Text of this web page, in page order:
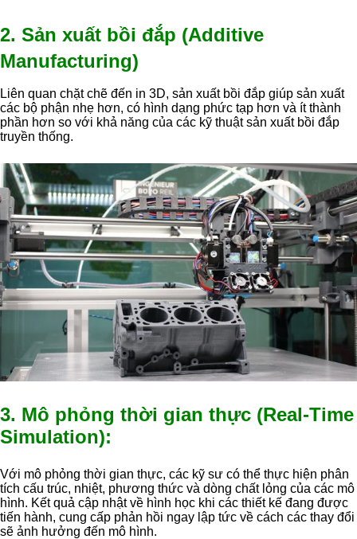
2. Sản xuất bồi đắp (Additive
Manufacturing)
Liên quan chặt chẽ đến in 3D, sản xuất bồi đắp giúp sản xuất
các bộ phận nhẹ hơn, có hình dạng phức tạp hơn và ít thành
phần hơn so với khả năng của các kỹ thuật sản xuất bồi đắp
truyền thống.
3. Mô phỏng thời gian thực (Real-Time
Simulation):
Với mô phỏng thời gian thực, các kỹ sư có thể thực hiện phân
tích cấu trúc, nhiệt, phương thức và dòng chất lỏng của các mô
hình. Kết quả cập nhật về hình học khi các thiết kế đang được
tiến hành, cung cấp phản hồi ngay lập tức về cách các thay đổi
sẽ ảnh hưởng đến mô hình.